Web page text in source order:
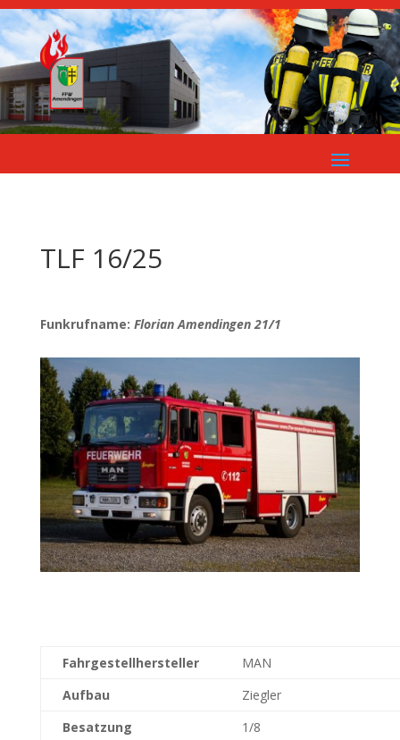
TLF 16/25
Funkrufname: Florian Amendingen 21/1
Fahrgestellhersteller
MAN
Aufbau
Ziegler
Besatzung
1/8